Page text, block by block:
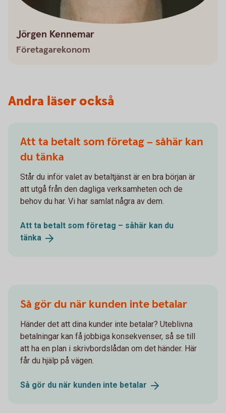
Jörgen Kennemar
Företagarekonom
Andra läser också
Att ta betalt som företag – såhär kan
du tänka
Står du inför valet av betaltjänst är en bra början är
att utgå från den dagliga verksamheten och de
behov du har. Vi har samlat några av dem.
Att ta betalt som företag – såhär kan du
tänka
Så gör du när kunden inte betalar
Händer det att dina kunder inte betalar? Uteblivna
betalningar kan få jobbiga konsekvenser, så se till
att ha en plan i skrivbordslådan om det händer. Här
får du hjälp på vägen.
Så gör du när kunden inte betalar